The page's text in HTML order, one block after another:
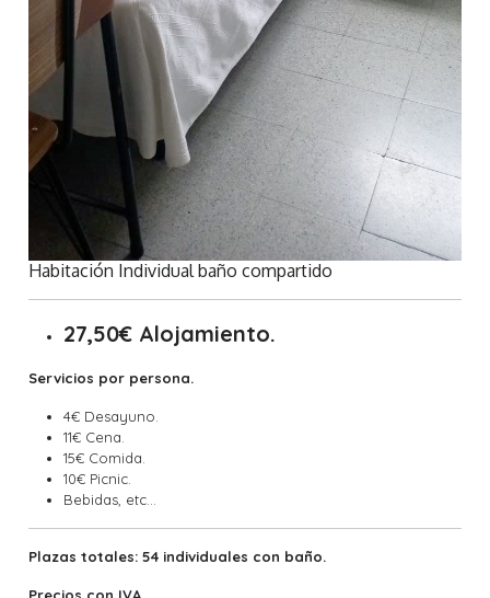
Habitación Individual baño compartido
27,50€ Alojamiento.
Servicios por persona.
4€ Desayuno.
11€ Cena.
15€ Comida.
10€ Picnic.
Bebidas, etc...
Plazas totales: 54 individuales con baño.